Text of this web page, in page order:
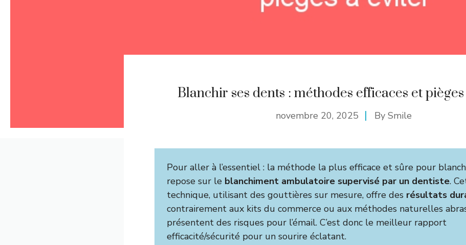
Blanchir ses dents : méthodes efficaces et
novembre 20, 2025 By Smile
Pour aller à l’essentiel : la méthode la plus efficace et sûre pour
repose sur le blanchiment ambulatoire supervisé par un dentiste.
technique, utilisant des gouttières sur mesure, offre des résultats
contrairement aux kits du commerce ou aux méthodes naturelles
présentent des risques pour l’émail. C’est donc le meilleur rapport
efficacité/sécurité pour un sourire éclatant.